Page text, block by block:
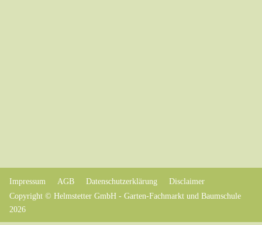
Impressum AGB Datenschutzerklärung
Disclaimer
Copyright © Helmstetter GmbH - Garten-Fachmarkt und Baumschule
2026